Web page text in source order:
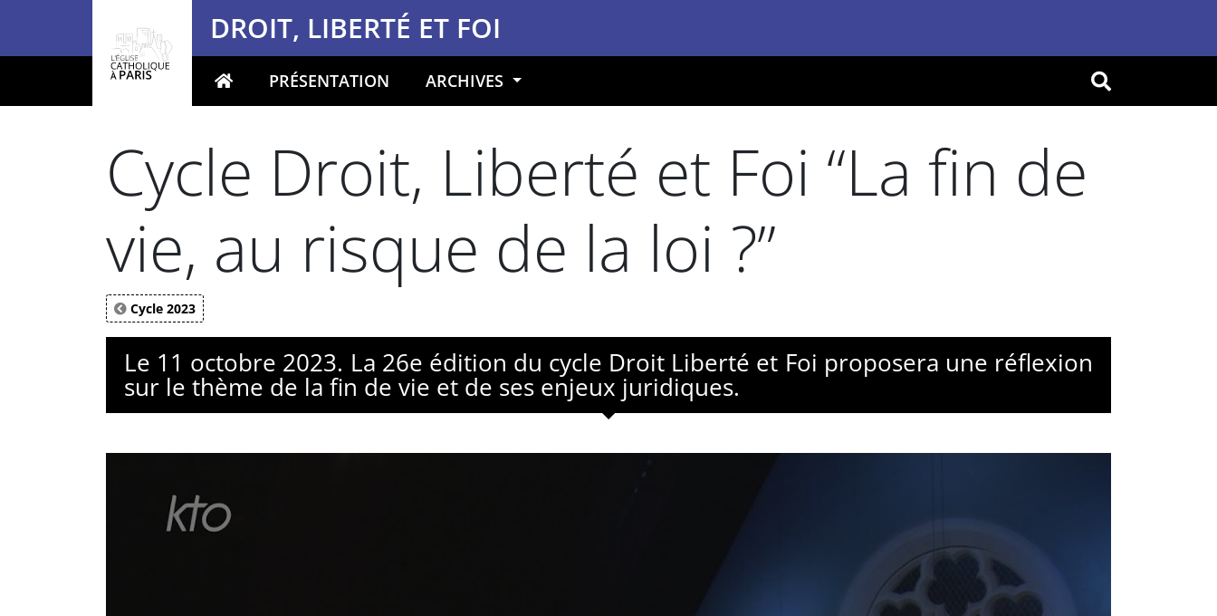
DROIT, LIBERTÉ ET FOI
Votre recherche OK
PRÉSENTATION ARCHIVES
Cycle Droit, Liberté et Foi “La fin de
vie, au risque de la loi ?”
Cycle 2023
Le 11 octobre 2023. La 26e édition du cycle Droit Liberté et Foi proposera une réflexion
sur le thème de la fin de vie et de ses enjeux juridiques.